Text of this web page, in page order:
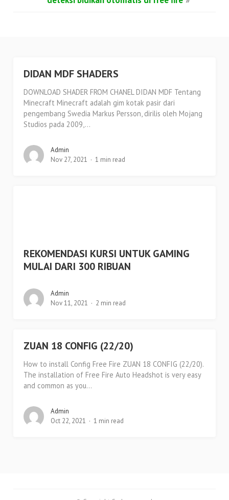
DIDAN MDF SHADERS
DOWNLOAD SHADER FROM CHANEL DIDAN MDF Tentang
Minecraft Minecraft adalah gim kotak pasir dari
pengembang Swedia Markus Persson, dirilis oleh Mojang
Studios pada 2009,...
Admin
Nov 27, 2021
1 min read
REKOMENDASI KURSI UNTUK GAMING
MULAI DARI 300 RIBUAN
Admin
Nov 11, 2021
2 min read
ZUAN 18 CONFIG (22/20)
How to install Config Free Fire ZUAN 18 CONFIG (22/20).
The installation of Free Fire Auto Headshot is very easy
and common as you...
Admin
Oct 22, 2021
1 min read